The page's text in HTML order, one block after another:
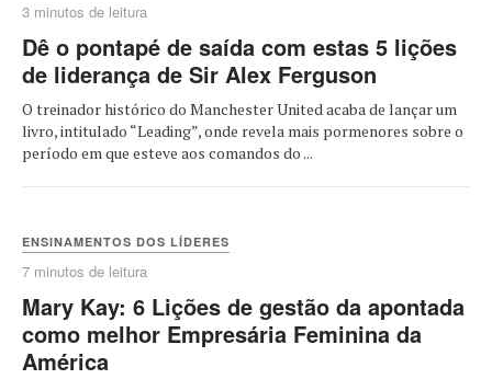
3 minutos de leitura
Dê o pontapé de saída com estas 5 lições
de liderança de Sir Alex Ferguson
O treinador histórico do Manchester United acaba de lançar um
livro, intitulado “Leading”, onde revela mais pormenores sobre o
período em que esteve aos comandos do ...
ENSINAMENTOS DOS LÍDERES
7 minutos de leitura
Mary Kay: 6 Lições de gestão da apontada
como melhor Empresária Feminina da
América